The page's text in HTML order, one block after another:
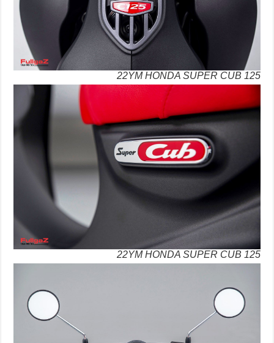
22YM HONDA SUPER CUB 125
22YM HONDA SUPER CUB 125